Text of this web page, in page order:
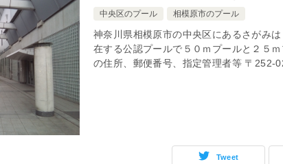
中央区のプール 相模原市のプール
神奈川県相模原市の中央区にあるさがみ
在する公認プールで５０ｍプールと２５
の住所、郵便番号、指定管理者等 〒
Tweet